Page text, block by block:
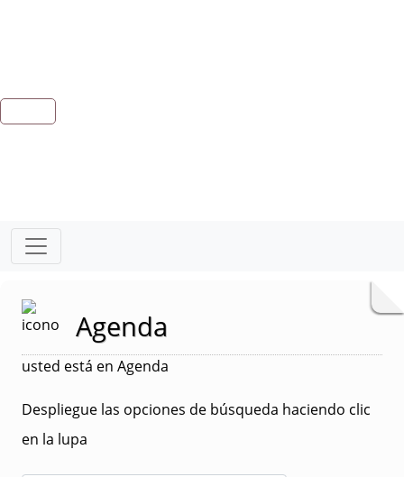
Agenda
usted está en Agenda
Despliegue las opciones de búsqueda haciendo clic
en la lupa